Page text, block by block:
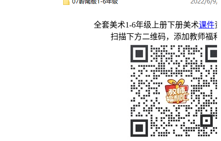
全套美术1-6年级上册下册美术课件
扫描下方二维码，添加教师福